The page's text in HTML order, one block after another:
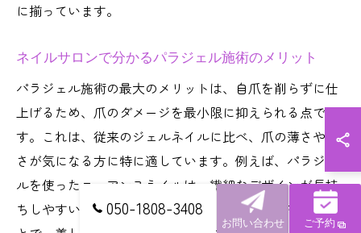
に揃っています。
ネイルサロンで分かるパラジェル施術のメリット
パラジェル施術の最大のメリットは、自爪を削らずに仕
上げるため、爪のダメージを最小限に抑えられる点で
す。これは、従来のジェルネイルに比べ、爪の薄さや弱
さが気になる方に特に適しています。例えば、パラジェ
ルを使ったニュアンスネイルは、繊細なデザインが長持
ちしやすい点も評価されています。パラジェルを選ぶこ
050-1808-3408
お問い合わせ ご予約